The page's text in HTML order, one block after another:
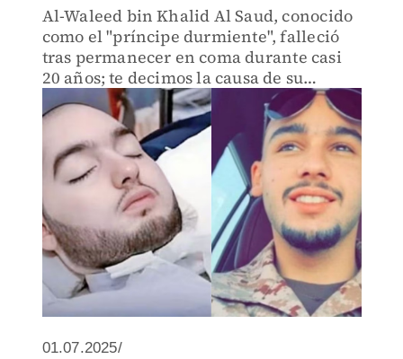
Al-Waleed bin Khalid Al Saud, conocido
como el "príncipe durmiente", falleció
tras permanecer en coma durante casi
20 años; te decimos la causa de su
reciente fallecimiento
01.07.2025/